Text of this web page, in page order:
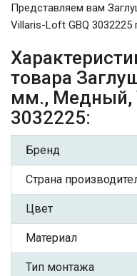
Представляем вам
Villaris-Loft GBQ
товара
мм., Медный,
3032225:
Бренд
Страна
Цвет
Материал
Тип монтажа